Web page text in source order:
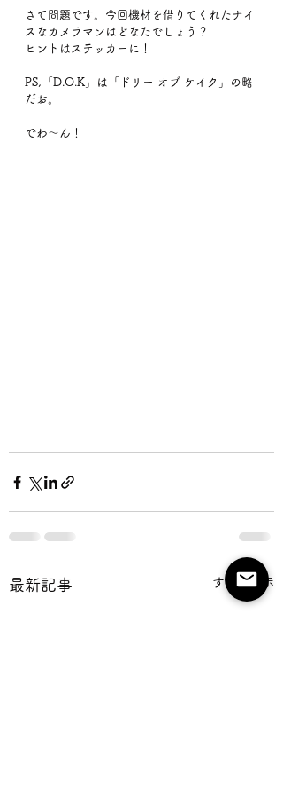
さて問題です。今回機材を借りてくれたナイ
スなカメラマンはどなたでしょう？
ヒントはステッカーに！
PS,「D.O.K」は「ドリー オブ ケイク」の略
だお。
でわ〜ん！
最新記事 すべて表示